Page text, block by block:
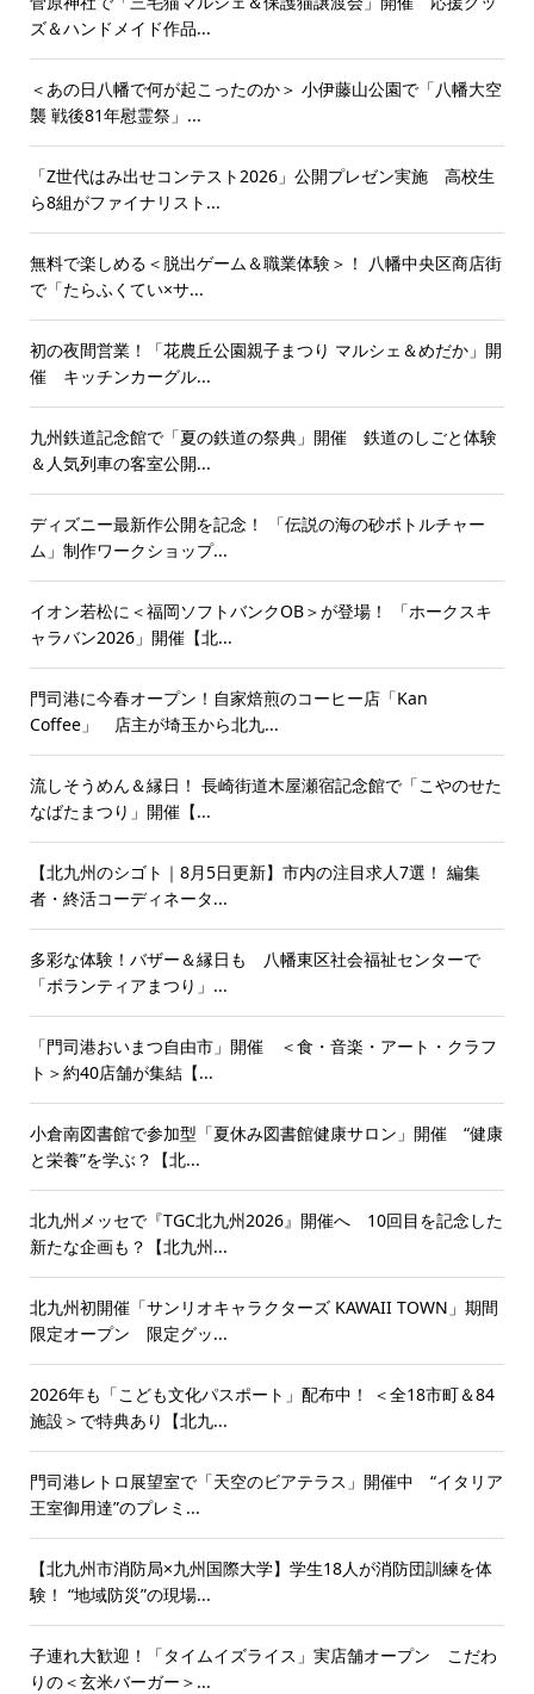
ズ＆ハンドメイド作品...
＜あの日八幡で何が起こったのか＞ 小伊藤山公園で「八幡大空
襲 戦後81年慰霊祭」...
「Z世代はみ出せコンテスト2026」公開プレゼン実施 高校生
ら8組がファイナリスト...
無料で楽しめる＜脱出ゲーム＆職業体験＞！ 八幡中央区商店街
で「たらふくてい×サ...
初の夜間営業！「花農丘公園親子まつり マルシェ＆めだか」開
催 キッチンカーグル...
九州鉄道記念館で「夏の鉄道の祭典」開催 鉄道のしごと体験
＆人気列車の客室公開...
ディズニー最新作公開を記念！ 「伝説の海の砂ボトルチャー
ム」制作ワークショップ...
イオン若松に＜福岡ソフトバンクOB＞が登場！ 「ホークスキ
ャラバン2026」開催【北...
門司港に今春オープン！自家焙煎のコーヒー店「Kan
Coffee」 店主が埼玉から北九...
流しそうめん＆縁日！ 長崎街道木屋瀬宿記念館で「こやのせた
なばたまつり」開催【...
【北九州のシゴト｜8月5日更新】市内の注目求人7選！ 編集
者・終活コーディネータ...
多彩な体験！バザー＆縁日も 八幡東区社会福祉センターで
「ボランティアまつり」...
「門司港おいまつ自由市」開催 ＜食・音楽・アート・クラフ
ト＞約40店舗が集結【...
小倉南図書館で参加型「夏休み図書館健康サロン」開催 “健康
と栄養”を学ぶ？【北...
北九州メッセで『TGC北九州2026』開催へ 10回目を記念した
新たな企画も？【北九州...
北九州初開催「サンリオキャラクターズ KAWAII TOWN」期間
限定オープン 限定グッ...
2026年も「こども文化パスポート」配布中！ ＜全18市町＆84
施設＞で特典あり【北九...
門司港レトロ展望室で「天空のビアテラス」開催中 “イタリア
王室御用達”のプレミ...
【北九州市消防局×九州国際大学】学生18人が消防団訓練を体
験！ “地域防災”の現場...
子連れ大歓迎！「タイムイズライス」実店舗オープン こだわ
りの＜玄米バーガー＞...